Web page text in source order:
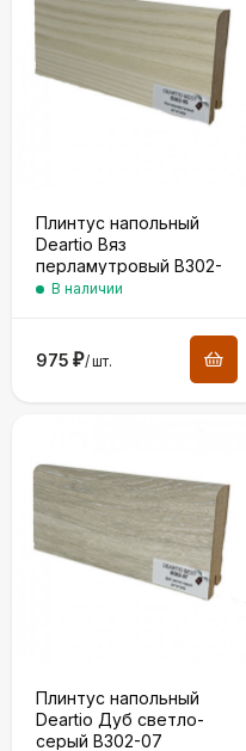
Плинтус напольный
Deartio Вяз
перламутровый B302-
05В наличии
975 ₽/шт.
Плинтус напольный
Deartio Дуб светло-
серый B302-07